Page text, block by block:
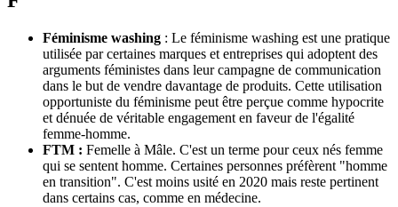
Féminisme washing : Le féminisme washing est une pratique
utilisée par certaines marques et entreprises qui adoptent des
arguments féministes dans leur campagne de communication
dans le but de vendre davantage de produits. Cette utilisation
opportuniste du féminisme peut être perçue comme hypocrite
et dénuée de véritable engagement en faveur de l'égalité
femme-homme.
FTM : Femelle à Mâle. C'est un terme pour ceux nés femme
qui se sentent homme. Certaines personnes préfèrent "homme
en transition". C'est moins usité en 2020 mais reste pertinent
dans certains cas, comme en médecine.